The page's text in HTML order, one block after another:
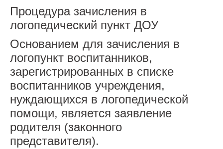
Процедура зачисления в
логопедический пункт ДОУ
Основанием для зачисления в
логопункт воспитанников,
зарегистрированных в списке
воспитанников учреждения,
нуждающихся в логопедической
помощи, является заявление
родителя (законного
представителя).